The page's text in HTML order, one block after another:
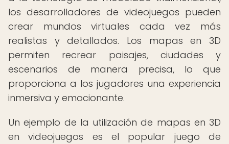
los desarrolladores de videojuegos pueden
crear mundos virtuales cada vez más
realistas y detallados. Los mapas en 3D
permiten recrear paisajes, ciudades y
escenarios de manera precisa, lo que
proporciona a los jugadores una experiencia
inmersiva y emocionante.
Un ejemplo de la utilización de mapas en 3D
en videojuegos es el popular juego de